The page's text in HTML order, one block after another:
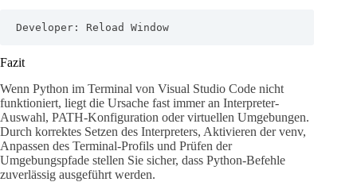
Developer: Reload Window
Fazit
Wenn Python im Terminal von Visual Studio Code nicht
funktioniert, liegt die Ursache fast immer an Interpreter-
Auswahl, PATH-Konfiguration oder virtuellen Umgebungen.
Durch korrektes Setzen des Interpreters, Aktivieren der venv,
Anpassen des Terminal-Profils und Prüfen der
Umgebungspfade stellen Sie sicher, dass Python-Befehle
zuverlässig ausgeführt werden.